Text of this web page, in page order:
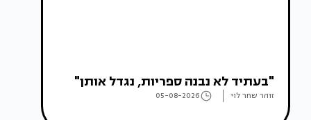
"בעתיד לא נבנה ספריות, נגדל אותן"
זוהר שחר לוי 05-08-2026